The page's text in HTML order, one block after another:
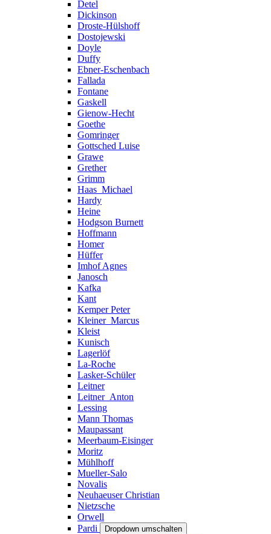
Detel
Dickinson
Droste-Hülshoff
Dostojewski
Doyle
Duffy
Ebner-Eschenbach
Fallada
Fontane
Gaskell
Gienow-Hecht
Goethe
Gomringer
Gottsched Luise
Grawe
Grether
Grimm
Haas_Michael
Hardy
Heine
Hodgson Burnett
Hoffmann
Homer
Hüffer
Imhof Agnes
Janosch
Kafka
Kant
Kemper Peter
Kleiner_Marcus
Kleist
Kunisch
Lagerlöf
La-Roche
Lasker-Schüler
Leitner
Leitner_Anton
Lessing
Mann Thomas
Maupassant
Meerbaum-Eisinger
Moritz
Mühlhoff
Mueller-Salo
Novalis
Neuhaeuser Christian
Nietzsche
Orwell
Pardi
Dropdown umschalten